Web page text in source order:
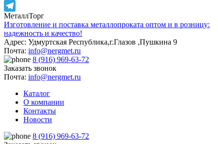
Telegram
МеталлТорг
Изготовление и поставка металлопроката оптом и в розницу:
надежность и качество!
Адрес: Удмуртская Республика,г.Глазов ,Пушкина 9
Почта: info@nergmet.ru
8 (916) 969-63-72
Заказать звонок
Почта: info@nergmet.ru
Каталог
О компании
Контакты
Новости
8 (916) 969-63-72